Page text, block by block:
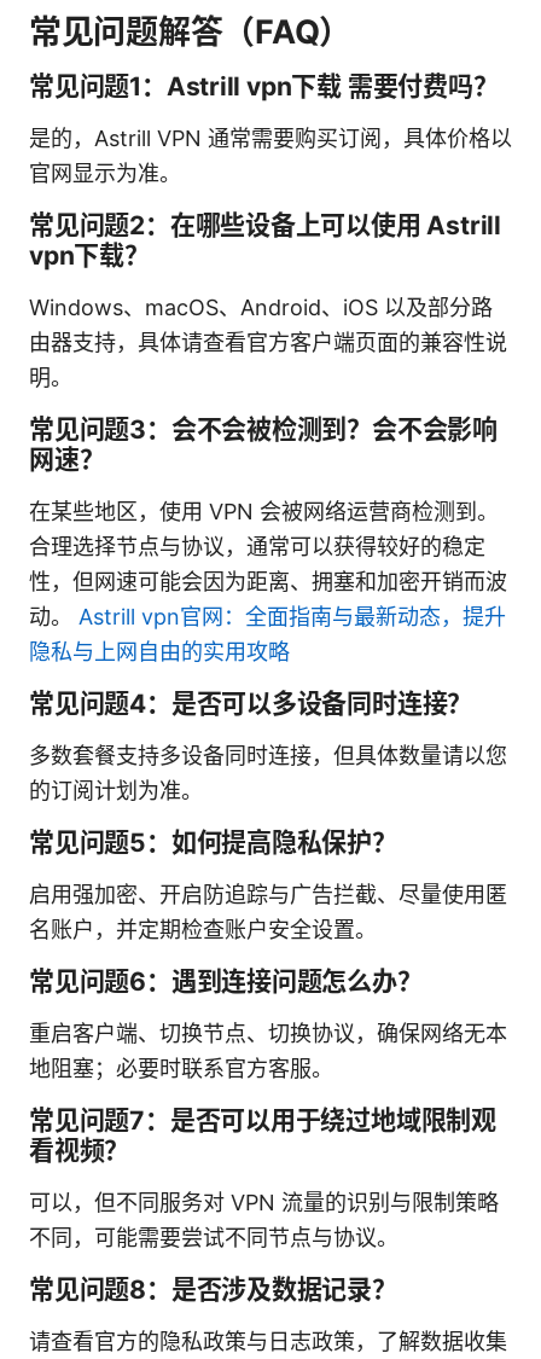
常见问题解答（FAQ）
常见问题1：Astrill vpn下载 需要付费吗？
是的，Astrill VPN 通常需要购买订阅，具体价格以
官网显示为准。
常见问题2：在哪些设备上可以使用 Astrill
vpn下载？
Windows、macOS、Android、iOS 以及部分路
由器支持，具体请查看官方客户端页面的兼容性说
明。
常见问题3：会不会被检测到？会不会影响
网速？
在某些地区，使用 VPN 会被网络运营商检测到。
合理选择节点与协议，通常可以获得较好的稳定
性，但网速可能会因为距离、拥塞和加密开销而波
动。 Astrill vpn官网：全面指南与最新动态，提升
隐私与上网自由的实用攻略
常见问题4：是否可以多设备同时连接？
多数套餐支持多设备同时连接，但具体数量请以您
的订阅计划为准。
常见问题5：如何提高隐私保护？
启用强加密、开启防追踪与广告拦截、尽量使用匿
名账户，并定期检查账户安全设置。
常见问题6：遇到连接问题怎么办？
重启客户端、切换节点、切换协议，确保网络无本
地阻塞；必要时联系官方客服。
常见问题7：是否可以用于绕过地域限制观
看视频？
可以，但不同服务对 VPN 流量的识别与限制策略
不同，可能需要尝试不同节点与协议。
常见问题8：是否涉及数据记录？
请查看官方的隐私政策与日志政策，了解数据收集